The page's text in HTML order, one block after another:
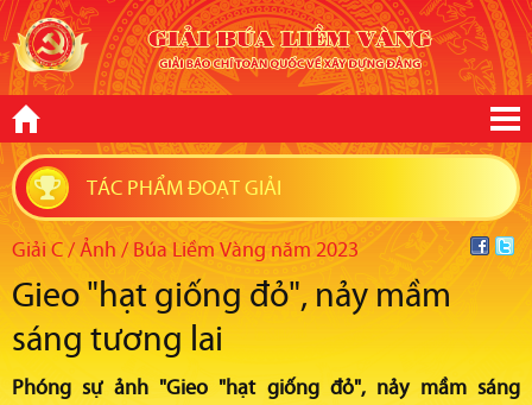
TÁC PHẨM ĐOẠT GIẢI
Giải C / Ảnh / Búa Liềm Vàng năm 2023
Gieo "hạt giống đỏ", nảy mầm
sáng tương lai
Phóng sự ảnh "Gieo "hạt giống đỏ", nảy mầm sáng